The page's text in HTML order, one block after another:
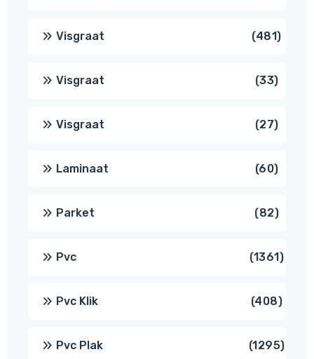
Visgraat 481481
Visgraat 3333
Visgraat 2727
Laminaat 6060
Parket 8282
Pvc 13611361
Pvc Klik 408408
Pvc Plak 12951295